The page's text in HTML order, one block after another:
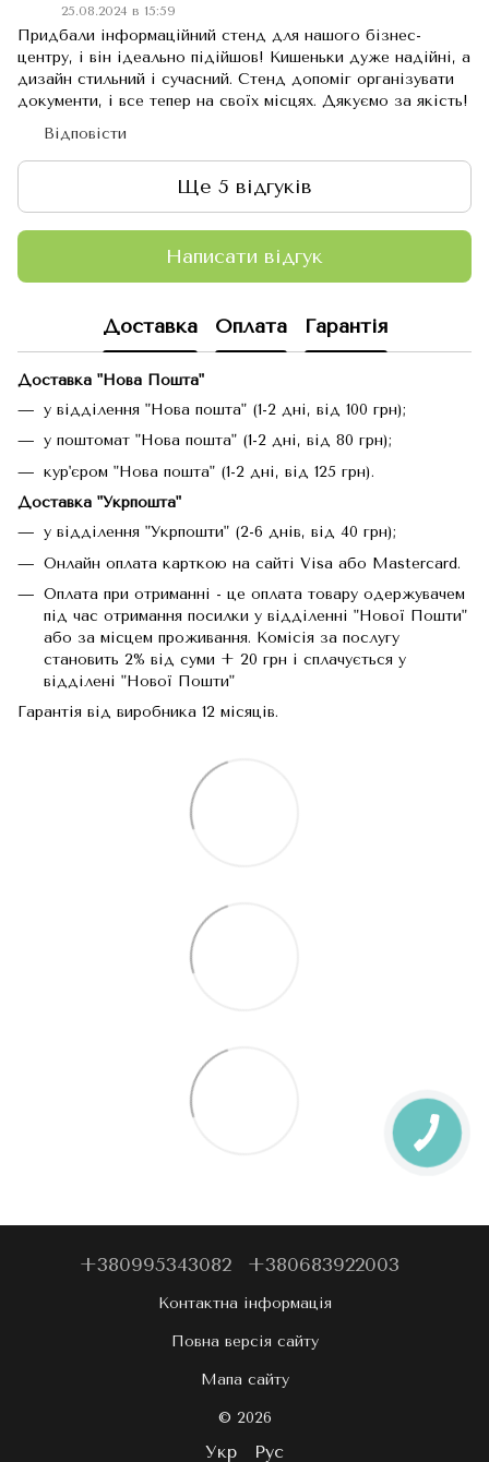
25.08.2024 в 15:59
Придбали інформаційний стенд для нашого бізнес-
центру, і він ідеально підійшов! Кишеньки дуже надійні, а
дизайн стильний і сучасний. Стенд допоміг організувати
документи, і все тепер на своїх місцях. Дякуємо за якість!
Відповісти
Ще 5 відгуків
Написати відгук
Доставка Оплата Гарантія
Доставка "Нова Пошта"
у відділення "Нова пошта" (1-2 дні, від 100 грн);
у поштомат "Нова пошта" (1-2 дні, від 80 грн);
кур'єром "Нова пошта" (1-2 дні, від 125 грн).
Доставка "Укрпошта"
у відділення "Укрпошти" (2-6 днів, від 40 грн);
Онлайн оплата карткою на сайті Visa або Mastercard.
Оплата при отриманні - це оплата товару одержувачем
під час отримання посилки у відділенні "Нової Пошти"
або за місцем проживання. Комісія за послугу
становить 2% від суми + 20 грн і сплачується у
відділені "Нової Пошти"
Гарантія від виробника 12 місяців.
+380995343082 +380683922003
Контактна інформація
Повна версія сайту
Мапа сайту
© 2026
Укр Рус